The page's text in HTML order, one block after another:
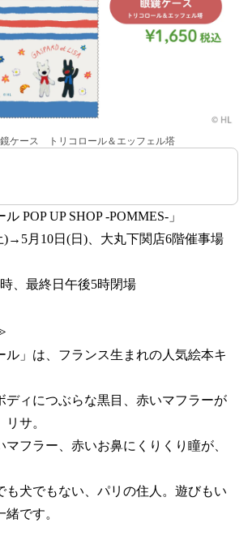
ケース トリコロール＆エッフェル塔
POP UP SHOP -POMMES-」
)→5月10日(日)、大丸下関店6階催事場
、最終日午後5時閉場
ル」は、フランス生まれの人気絵本キ
ディにつぶらな黒目、赤いマフラーが
サ。
フラー、赤いお鼻にくりくり瞳が、
も犬でもない、パリの住人。遊びもい
です。